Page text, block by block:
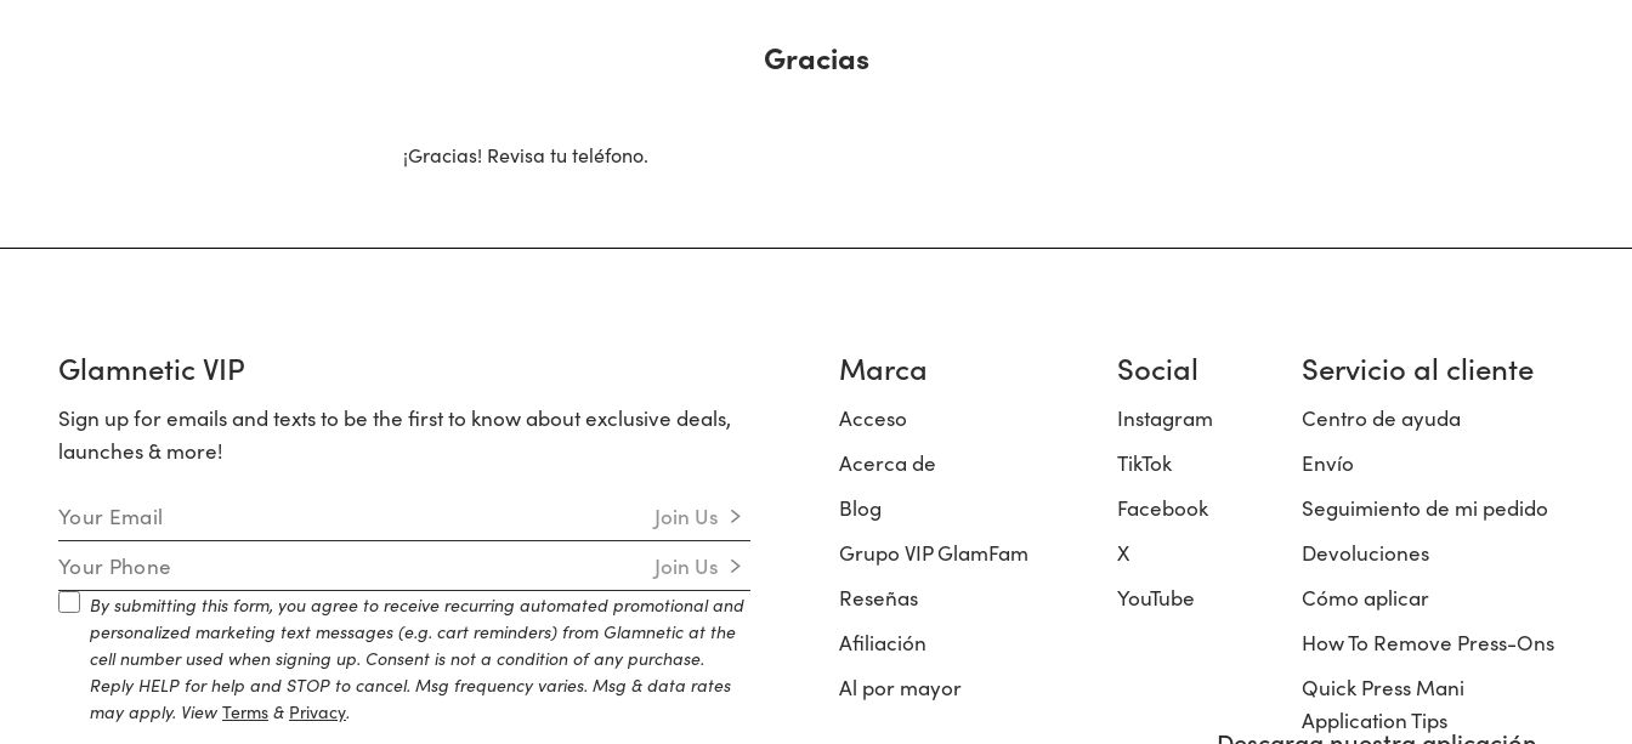
Gracias
¡Gracias! Revisa tu teléfono.
Glamnetic VIP
Sign up for emails and texts to be the first to know about exclusive deals,
launches & more!
Email Address
Join Us
Mobile Number
Join Us
By submitting this form, you agree to receive recurring automated promotional and
personalized marketing text messages (e.g. cart reminders) from Glamnetic at the
cell number used when signing up. Consent is not a condition of any purchase.
Reply HELP for help and STOP to cancel. Msg frequency varies. Msg & data rates
may apply. View Terms & Privacy.
Marca
Acceso
Acerca de
Blog
Grupo VIP GlamFam
Reseñas
Afiliación
Al por mayor
Social
Instagram
TikTok
Facebook
X
YouTube
Servicio al cliente
Centro de ayuda
Envío
Seguimiento de mi pedido
Devoluciones
Cómo aplicar
How To Remove Press-Ons
Quick Press Mani
Application Tips